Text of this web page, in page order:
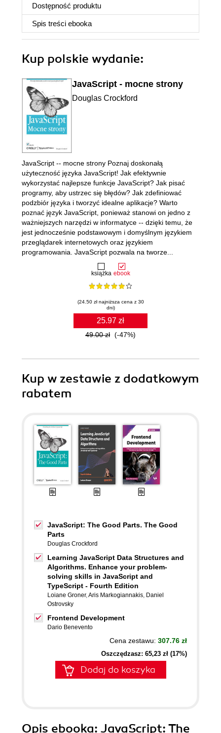
Dostępność produktu
Spis treści ebooka
Kup polskie wydanie:
JavaScript - mocne strony
Douglas Crockford
książka ebook
(24.50 zł najniższa cena z 30
dni)
25.97 zł
49.00 zł (-47%)
JavaScript -- mocne strony Poznaj doskonałą
użyteczność języka JavaScript! Jak efektywnie
wykorzystać najlepsze funkcje JavaScript? Jak pisać
programy, aby ustrzec się błędów? Jak zdefiniować
podzbiór języka i tworzyć idealne aplikacje? Warto
poznać język JavaScript, ponieważ stanowi on jedno z
ważniejszych narzędzi w informatyce -- dzięki temu, że
jest jednocześnie podstawowym i domyślnym językiem
przeglądarek internetowych oraz językiem
programowania. JavaScript pozwala na tworze...
Kup w zestawie z dodatkowym
rabatem
JavaScript: The Good Parts. The Good
Parts
Douglas Crockford
Learning JavaScript Data Structures and
Algorithms. Enhance your problem-
solving skills in JavaScript and
TypeScript - Fourth Edition
Loiane Groner,Aris Markogiannakis, Daniel
Ostrovsky
Frontend Development
Dario Benevento
Cena zestawu: 307.76 zł
Oszczędzasz: 65,23 zł (17%)
Dodaj do koszyka
Opis ebooka: JavaScript: The